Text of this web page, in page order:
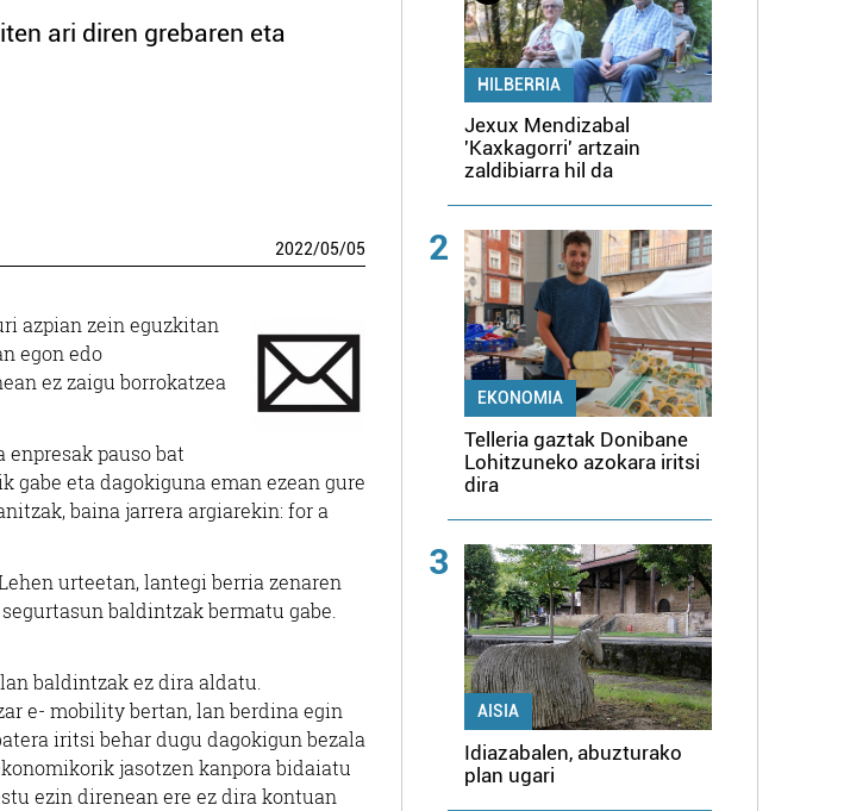
ari diren grebaren eta
2022/05/05
azpian zein eguzkitan
egon edo
ez zaigu borrokatzea
enpresak pauso bat
gabe eta dagokiguna eman ezean gure
baina jarrera argiarekin: for a
urteetan, lantegi berria zenaren
baldintzak bermatu gabe.
baldintzak ez dira aldatu.
e- mobility bertan, lan berdina egin
iritsi behar dugu dagokigun bezala
jasotzen kanpora bidaiatu
ezin direnean ere ez dira kontuan
HILBERRIA
Jexux Mendizabal
'Kaxkagorri' artzain
zaldibiarra hil da
2
EKONOMIA
Telleria gaztak Donibane
Lohitzuneko azokara iritsi
dira
3
AISIA
Idiazabalen, abuzturako
plan ugari